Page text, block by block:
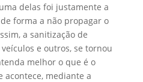
delas foi justamente a
forma a não propagar o
a sanitização de
e outros, se tornou
melhor o que é o
acontece, mediante a